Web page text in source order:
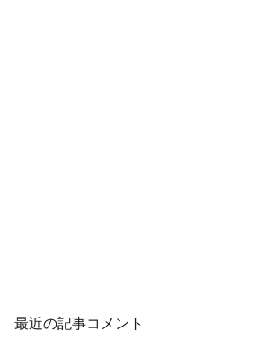
最近の記事コメント